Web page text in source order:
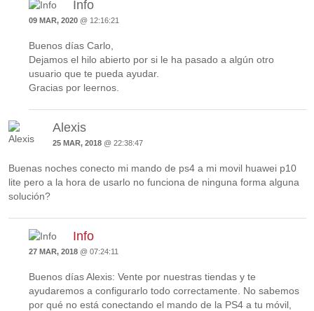
Info
09 MAR, 2020 @ 12:16:21
Buenos días Carlo,
Dejamos el hilo abierto por si le ha pasado a algún otro
usuario que te pueda ayudar.
Gracias por leernos.
Alexis
25 MAR, 2018@ 22:38:47
Buenas noches conecto mi mando de ps4 a mi movil huawei p10
lite pero a la hora de usarlo no funciona de ninguna forma alguna
solución?
Info
27 MAR, 2018 @ 07:24:11
Buenos días Alexis: Vente por nuestras tiendas y te
ayudaremos a configurarlo todo correctamente. No sabemos
por qué no está conectando el mando de la PS4 a tu móvil,